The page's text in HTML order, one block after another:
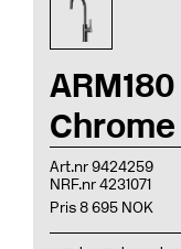
Chrome
Art.nr 9424259
NRF.nr 4231071
Pris 8 695 NOK